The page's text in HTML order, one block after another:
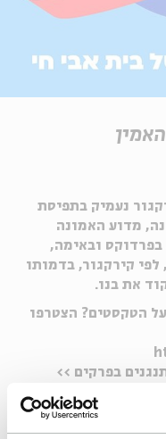
קירקגור נעמיק בתפיסת
מדוע האמונה
בפרדוקס ובאימה,
לפי קירקגור, בדמותו
את בנו.
הטקסטים? הצטרפו
בפרקים >>